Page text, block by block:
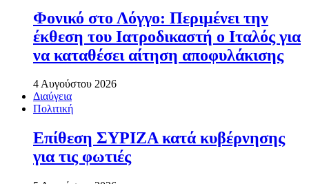
Φονικό στο Λόγγο: Περιµένει την
έκθεση του Ιατροδικαστή ο Ιταλός για
να καταθέσει αίτηση αποφυλάκισης
4 Αυγούστου 2026
Διαύγεια
Πολιτική
Επίθεση ΣΥΡΙΖΑ κατά κυβέρνησης
για τις φωτιές